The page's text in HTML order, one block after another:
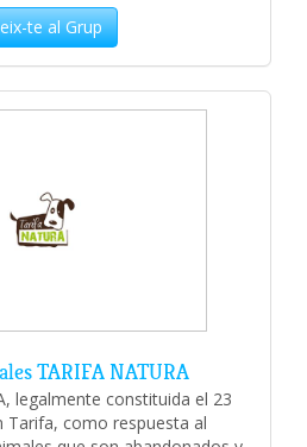
te al Grup
TARIFA NATURA
legalmente constituida el 23
Tarifa, como respuesta al